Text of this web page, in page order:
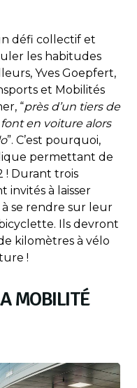
défi collectif et
les habitudes
Yves Goepfert,
et Mobilités
“près d’un tiers de
en voiture alors
”. C’est pourquoi,
permettant de
! Durant trois
invités à laisser
se rendre sur leur
Ils devront
kilomètres à vélo
!
MOBILITÉ